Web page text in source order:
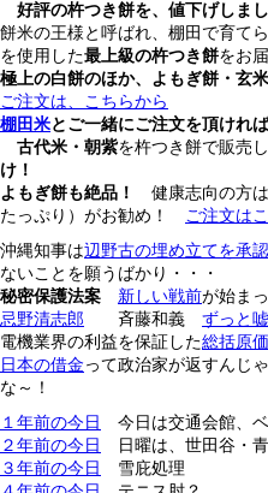
好評の杵つき餅を、値下げしま
餅米の王様と呼ばれ、棚田で育て
を使用した最上級の杵つき餅をお
極上の白餅のほか、よもぎ餅・玄
ご注文は、こちらから
棚田米とご一緒にご注文を頂けれ
古代米・朝紫を杵つき餅で販売
け！
よもぎ餅も絶品！
健康志向の方は
たっぷり）がお勧め！ ご注文は
沖縄知事は辺野古の埋め立てを承認
ないことを願うばかり・・・
秘密保護法案 新しい戦前が始まっ
忌野清志郎 斉藤和義 ずっと
電機業界の利益を保証した総括原
日本の借金って政治家が返すんじ
な～！
１年前の今日
今日は交通会館、
２年前の今日
日曜は、世田谷・
３年前の今日
雪庇処理